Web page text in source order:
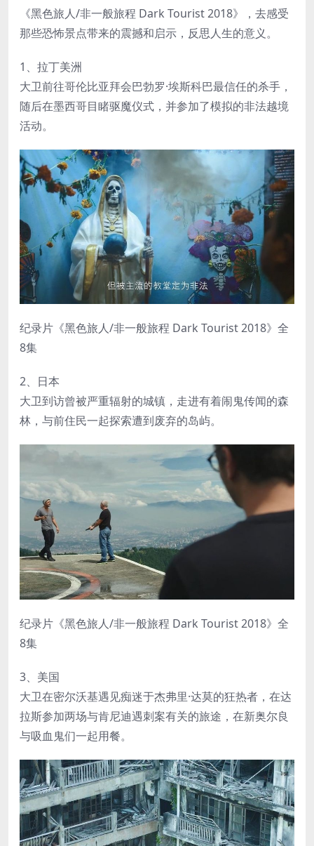
《黑色旅人/非一般旅程 Dark Tourist 2018》，去感受
那些恐怖景点带来的震撼和启示，反思人生的意义。
1、拉丁美洲
大卫前往哥伦比亚拜会巴勃罗·埃斯科巴最信任的杀手，
随后在墨西哥目睹驱魔仪式，并参加了模拟的非法越境
活动。
纪录片《黑色旅人/非一般旅程 Dark Tourist 2018》全
8集
2、日本
大卫到访曾被严重辐射的城镇，走进有着闹鬼传闻的森
林，与前住民一起探索遭到废弃的岛屿。
纪录片《黑色旅人/非一般旅程 Dark Tourist 2018》全
8集
3、美国
大卫在密尔沃基遇见痴迷于杰弗里·达莫的狂热者，在达
拉斯参加两场与肯尼迪遇刺案有关的旅途，在新奥尔良
与吸血鬼们一起用餐。